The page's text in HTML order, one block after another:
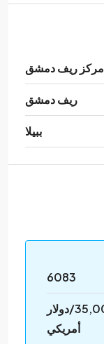
مركز ريف دمشق
ريف دمشق
ببيلا
6083
35,000$/دولار
أمريكي